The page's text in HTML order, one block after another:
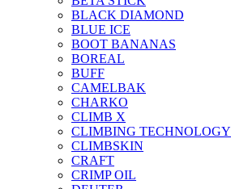
BLACK DIAMOND
BLUE ICE
BOOT BANANAS
BOREAL
BUFF
CAMELBAK
CHARKO
CLIMB X
CLIMBING TECHNOLOGY
CLIMBSKIN
CRAFT
CRIMP OIL